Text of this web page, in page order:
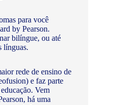
para você
by Pearson.
bilíngue, ou até
línguas.
rede de ensino de
e faz parte
Vem
há uma